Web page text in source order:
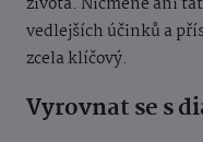
vedlejších účinků a
zcela klíčový.
Vyrovnat se s